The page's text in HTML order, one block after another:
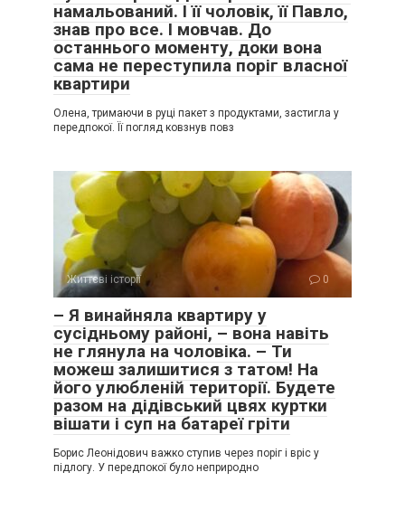
намальований. І її чоловік, її Павло,
знав про все. І мовчав. До
останнього моменту, доки вона
сама не переступила поріг власної
квартири
Олена, тримаючи в руці пакет з продуктами, застигла у
передпокої. Її погляд ковзнув повз
Життєві історії 0
– Я винайняла квартиру у
сусідньому районі, – вона навіть
не глянула на чоловіка. – Ти
можеш залишитися з татом! На
його улюбленій території. Будете
разом на дідівський цвях куртки
вішати і суп на батареї гріти
Борис Леонідович важко ступив через поріг і вріс у
підлогу. У передпокої було неприродно